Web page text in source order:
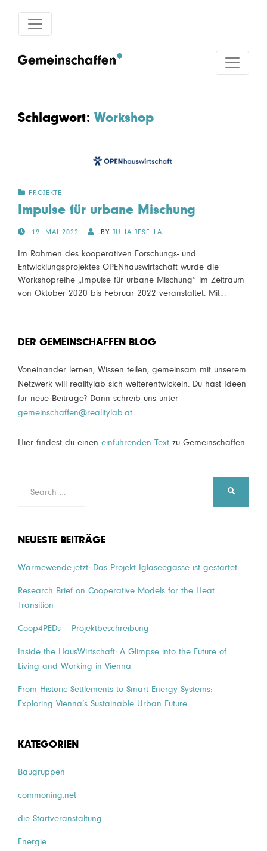
Schlagwort: Workshop
PROJEKTE
Impulse für urbane Mischung
POSTED19. MAI 2022 BY JULIA JESELLA
Im Rahmen des kooperativen Forschungs- und
Entwicklungsprojektes OPENhauswirtschaft wurde die
Workshopreihe „Impulse für urbane Mischung“ im Zeitraum
von Oktober 2020 bis Februar 2022 veranstaltet. Mit…
DER GEMEINSCHAFFEN BLOG
Voneinander lernen, Wissen teilen, gemeinsam mit unserem
Netzwerk will realitylab sich weiterentwickeln. Du hast Ideen
für neue Beiträge? Dann schreib uns unter
gemeinschaffen@realitylab.at
Hier findest du einen einführenden Text zu Gemeinschaffen.
NEUESTE BEITRÄGE
Wärmewende.jetzt: Das Projekt Iglaseegasse ist gestartet
Research Brief on Cooperative Models for the Heat
Transition
Coop4PEDs – Projektbeschreibung
Inside the HausWirtschaft: A Glimpse into the Future of
Living and Working in Vienna
From Historic Settlements to Smart Energy Systems:
Exploring Vienna’s Sustainable Urban Future
KATEGORIEN
Baugruppen
commoning.net
die Startveranstaltung
Energie